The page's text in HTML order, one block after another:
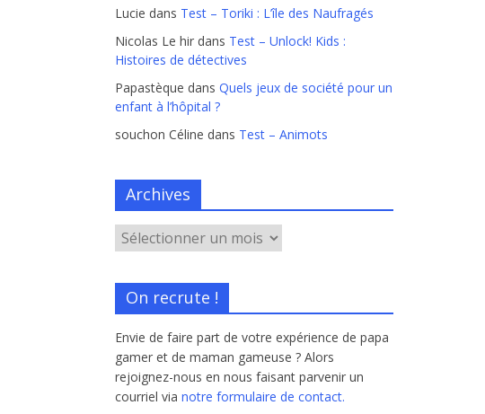
Lucie dans Test – Toriki : L’île des Naufragés
Nicolas Le hir dans Test – Unlock! Kids :
Histoires de détectives
Papastèque dans Quels jeux de société pour un
enfant à l’hôpital ?
souchon Céline dans Test – Animots
Archives
On recrute !
Envie de faire part de votre expérience de papa
gamer et de maman gameuse ? Alors
rejoignez-nous en nous faisant parvenir un
courriel via notre formulaire de contact.